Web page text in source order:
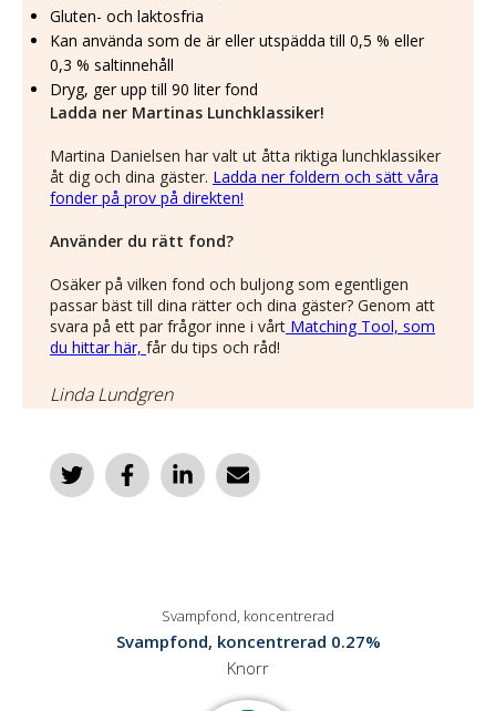
Gluten- och laktosfria
Kan använda som de är eller utspädda till 0,5 % eller
0,3 % saltinnehåll
Dryg, ger upp till 90 liter fond
Ladda ner Martinas Lunchklassiker!
Martina Danielsen har valt ut åtta riktiga lunchklassiker
åt dig och dina gäster. Ladda ner foldern och sätt våra
fonder på prov på direkten!
Använder du rätt fond?
Osäker på vilken fond och buljong som egentligen
passar bäst till dina rätter och dina gäster? Genom att
svara på ett par frågor inne i vårt Matching Tool, som
du hittar här, får du tips och råd!
Linda Lundgren
Svampfond, koncentrerad
Svampfond, koncentrerad 0.27%
Knorr